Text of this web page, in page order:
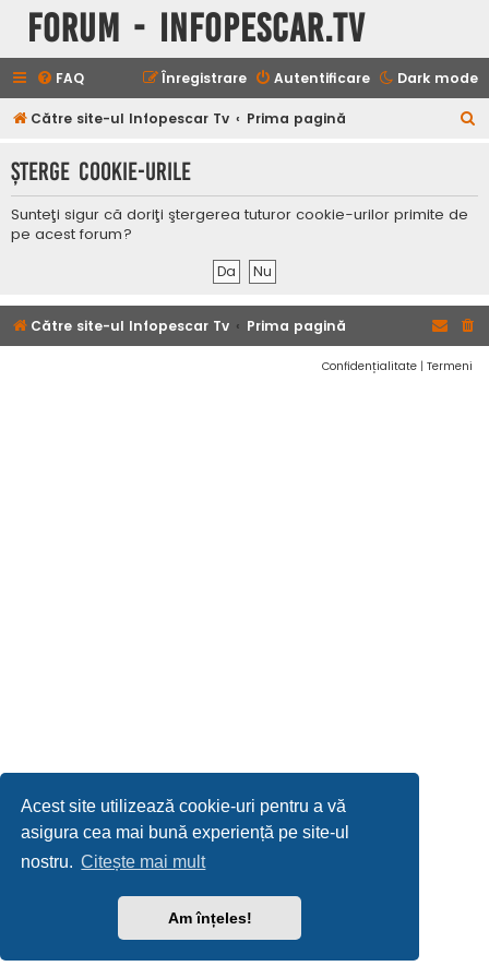
Acest site utilizează cookie-uri pentru a vă
asigura cea mai bună experiență pe site-ul
nostru. Citește mai mult
Am înțeles!
Forum - InfoPescar.Tv
Dark mode
FAQ Autentificare
Înregistrare
Către site-ul Infopescar Tv Prima pagină
t
Şterge cookie-urile
Sunteţi sigur că doriţi ştergerea tuturor cookie-urilor primite de
pe acest forum?
Către site-ul Infopescar Tv Prima pagină
Confidențialitate | Termeni